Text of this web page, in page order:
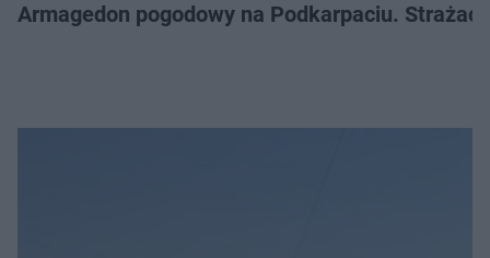
Armagedon pogodowy na Podkarpaciu.